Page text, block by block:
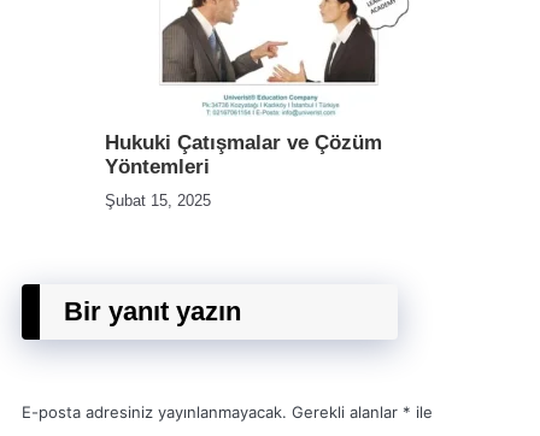
Hukuki Çatışmalar ve Çözüm
Yöntemleri
Şubat 15, 2025
Bir yanıt yazın
E-posta adresiniz yayınlanmayacak. Gerekli alanlar * ile